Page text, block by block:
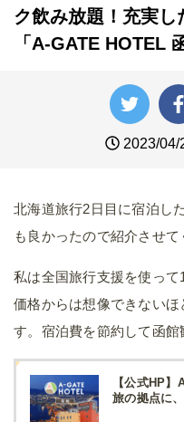
ク飲み放題！充実
「A-GATE HOTEL
2023/04/
北海道旅行2日目に宿泊し
も良かったので紹介させて
私は全国旅行支援を使って
価格からは想像できない
す。宿泊費を節約して函館
【公式HP
旅の拠点に